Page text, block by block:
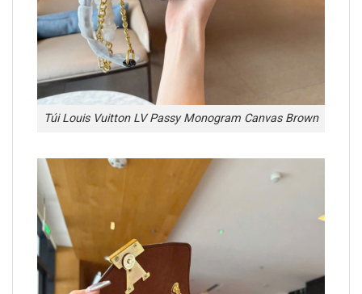
Túi Louis Vuitton LV Passy Monogram Canvas Brown